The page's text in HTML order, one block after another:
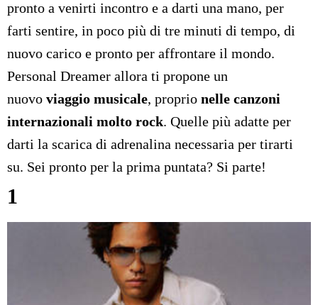
pronto a venirti incontro e a darti una mano, per
farti sentire, in poco più di tre minuti di tempo, di
nuovo carico e pronto per affrontare il mondo.
Personal Dreamer allora ti propone un
nuovo viaggio musicale, proprio nelle canzoni
internazionali molto rock. Quelle più adatte per
darti la scarica di adrenalina necessaria per tirarti
su. Sei pronto per la prima puntata? Si parte!
1